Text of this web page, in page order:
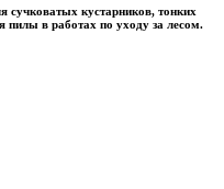
сучковатых кустарников, тонких
пилы в работах по уходу за лесом.